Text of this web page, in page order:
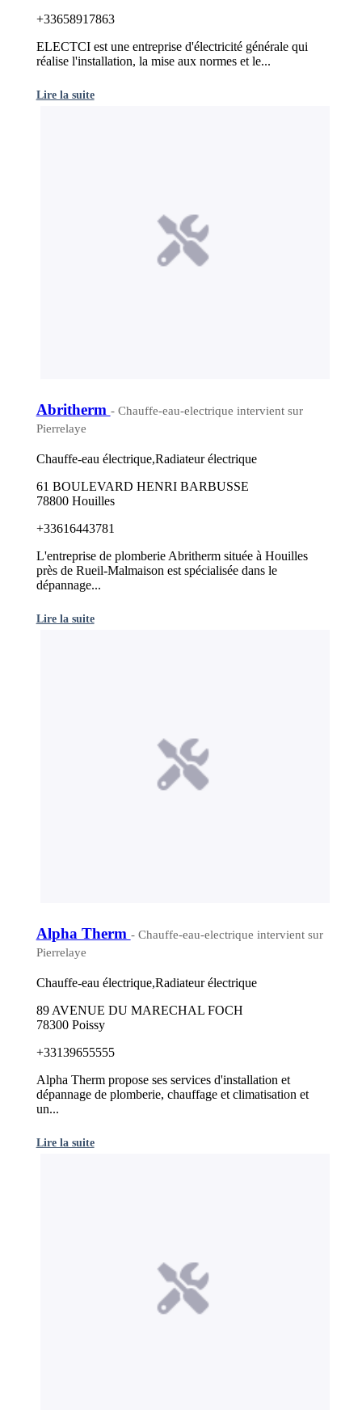
+33658917863
ELECTCI est une entreprise d'électricité générale qui
réalise l'installation, la mise aux normes et le...
Lire la suite
Abritherm - Chauffe-eau-electrique intervient sur
Pierrelaye
Chauffe-eau électrique,Radiateur électrique
61 BOULEVARD HENRI BARBUSSE
78800 Houilles
+33616443781
L'entreprise de plomberie Abritherm située à Houilles
près de Rueil-Malmaison est spécialisée dans le
dépannage...
Lire la suite
Alpha Therm - Chauffe-eau-electrique intervient sur
Pierrelaye
Chauffe-eau électrique,Radiateur électrique
89 AVENUE DU MARECHAL FOCH
78300 Poissy
+33139655555
Alpha Therm propose ses services d'installation et
dépannage de plomberie, chauffage et climatisation et
un...
Lire la suite